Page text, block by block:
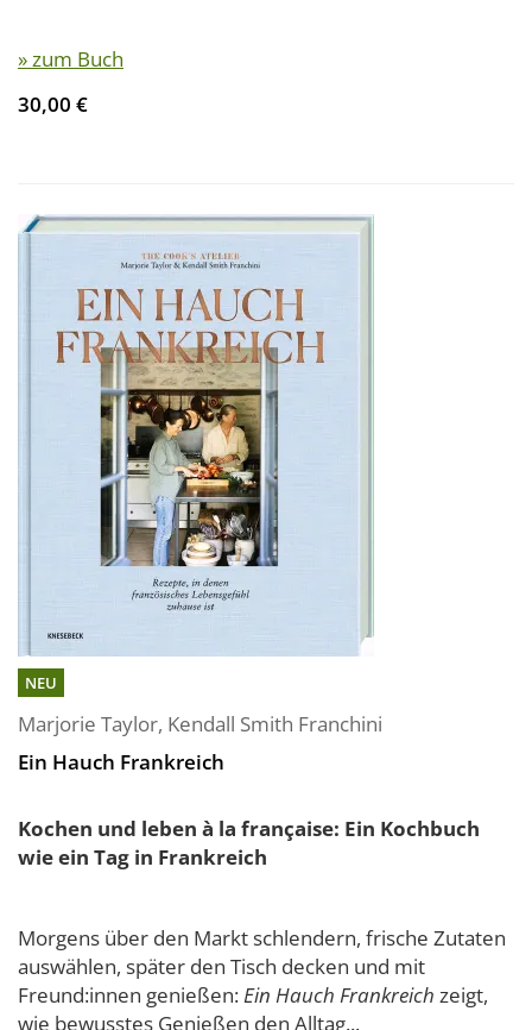
» zum Buch
30,00 €
NEU
Marjorie Taylor, Kendall Smith Franchini
Ein Hauch Frankreich
Kochen und leben à la française: Ein Kochbuch
wie ein Tag in Frankreich
Morgens über den Markt schlendern, frische Zutaten
auswählen, später den Tisch decken und mit
Freund:innen genießen:Ein Hauch Frankreich zeigt,
wie bewusstes Genießen den Alltag...